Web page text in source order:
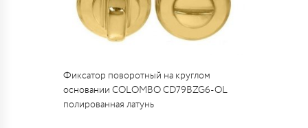
Фиксатор поворотный на круглом
основании COLOMBO CD79BZG6-OL
полированная латунь